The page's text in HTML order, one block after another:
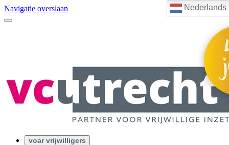
Nederlands
Navigatie overslaan
voar vrijwilligers